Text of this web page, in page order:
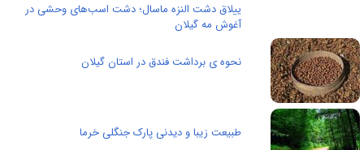
ییلاق دشت النزه ماسال؛ دشت اسب‌های وحشی در
آغوش مه گیلان
نحوه ی برداشت فندق در استان گیلان
طبیعت زیبا و دیدنی پارک جنگلی خرما